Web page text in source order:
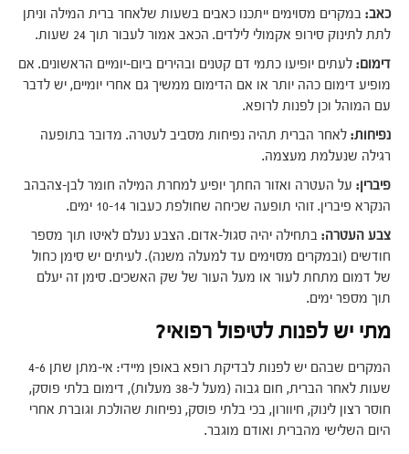
כאב: במקרים מסוימים ייתכנו כאבים בשעות שלאחר ברית המילה וניתן
לתת לתינוק סירופ אקמולי לילדים. הכאב אמור לעבור תוך 24 שעות.
דימום: לעתים יופיעו כתמי דם קטנים ובהירים ביום-יומיים הראשונים. אם
מופיע דימום כהה יותר או אם הדימום ממשיך גם אחרי יומיים, יש לדבר
עם המוהל וכן לפנות לרופא.
נפיחות: לאחר הברית תהיה נפיחות מסביב לעטרה. מדובר בתופעה
רגילה שנעלמת מעצמה.
פיברין: על העטרה ואזור החתך יופיע למחרת המילה חומר לבן-צהבהב
הנקרא פיברין. זוהי תופעה שכיחה שחולפת כעבור 10-14 ימים.
צבע העטרה: בתחילה יהיה סגול-אדום. הצבע נעלם לאיטו תוך מספר
חודשים (ובמקרים מסוימים עד למעלה משנה). לעיתים יש סימן כחול
של דמום מתחת לעור או מעל העור של שק האשכים. סימן זה יעלם
תוך מספר ימים.
מתי יש לפנות לטיפול רפואי?
המקרים שבהם יש לפנות לבדיקת רופא באופן מיידי: אי-מתן שתן 4-6
שעות לאחר הברית, חום גבוה (מעל ל-38 מעלות), דימום בלתי פוסק,
חוסר רצון לינוק, חיוורון, בכי בלתי פוסק, נפיחות שהולכת וגוברת אחרי
היום השלישי מהברית ואודם מוגבר.